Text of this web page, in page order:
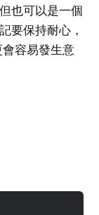
也可以是一個
要保持耐心，
容易發生意